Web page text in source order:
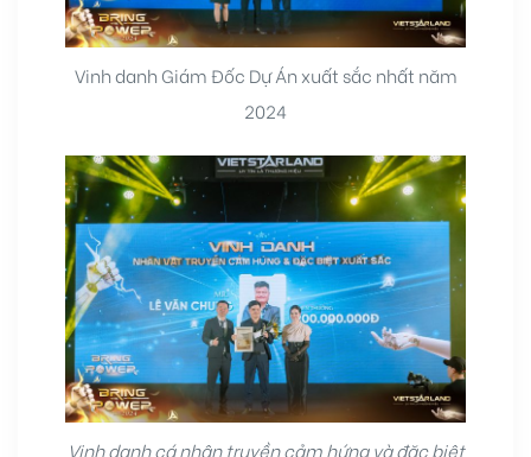
Vinh danh Giám Đốc Dự Án xuất sắc nhất năm
2024
Vinh danh cá nhân truyền cảm hứng và đặc biệt